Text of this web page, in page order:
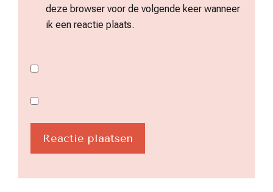
deze browser voor de volgende keer wanneer
ik een reactie plaats.